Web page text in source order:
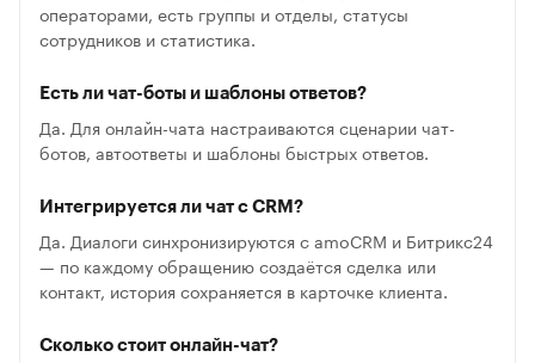
операторами, есть группы и отделы, статусы
сотрудников и статистика.
Есть ли чат-боты и шаблоны ответов?
Да. Для онлайн-чата настраиваются сценарии чат-
ботов, автоответы и шаблоны быстрых ответов.
Интегрируется ли чат с CRM?
Да. Диалоги синхронизируются с amoCRM и Битрикс24
— по каждому обращению создаётся сделка или
контакт, история сохраняется в карточке клиента.
Сколько стоит онлайн-чат?